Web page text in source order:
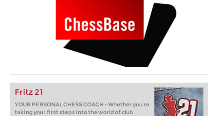
Fritz 21
YOUR PERSONAL CHESS COACH - Whether you’re
taking your first steps into the world of club